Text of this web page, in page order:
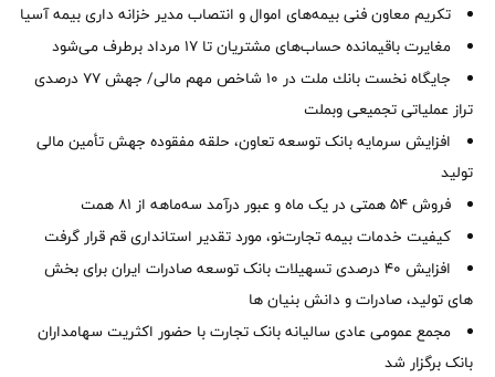
تکریم معاون فنی بیمه‌های اموال و انتصاب مدیر خزانه داری بیمه آسیا
مغایرت‌ باقیمانده حساب‌های مشتریان تا ۱۷ مرداد برطرف می‌شود
جایگاه نخست بانك ملت در 10 شاخص مهم مالی/ جهش 77 درصدی
تراز عملیاتی تجمیعی وبملت
افزایش سرمایه بانک توسعه تعاون، حلقه مفقوده جهش تأمین مالی
تولید
فروش 54 همتی در یک ماه و عبور درآمد سه‌ماهه از 81 همت
کیفیت خدمات بیمه تجارت‌نو، مورد تقدیر استانداری قم قرار گرفت
افزایش 40 درصدی تسهیلات بانک توسعه صادرات ایران برای بخش
های تولید، صادرات و دانش بنیان ها
مجمع عمومی عادی سالیانه بانک تجارت با حضور اکثریت سهامداران
بانک برگزار شد